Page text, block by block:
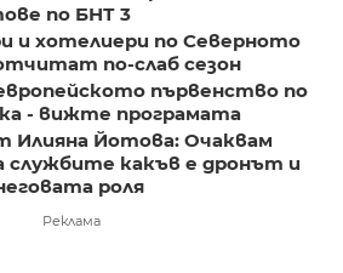
по БНТ 3
и хотелиери по Северното
по-слаб сезон
първенство по
- вижте програмата
Илияна Йотова: Очаквам
службите какъв е дронът и
роля
Реклама